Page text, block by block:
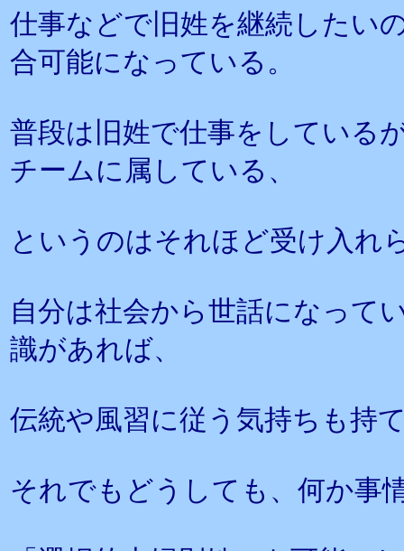
仕事などで旧姓を継続したい
合可能になっている。
普段は旧姓で仕事をしている
チームに属している、
というのはそれほど受け入れ
自分は社会から世話になって
識があれば、
伝統や風習に従う気持ちも持
それでもどうしても、何か事